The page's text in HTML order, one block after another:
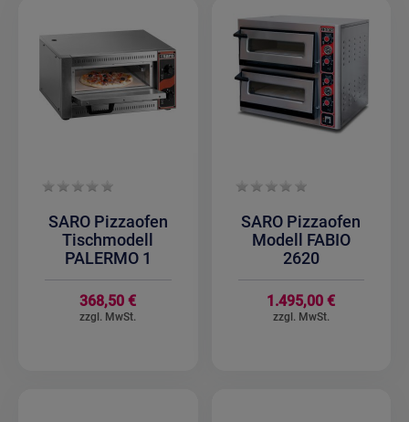
SARO Pizzaofen
Tischmodell
PALERMO 1
368,50 €
SARO Pizzaofen
Modell FABIO
2620
1.495,00 €